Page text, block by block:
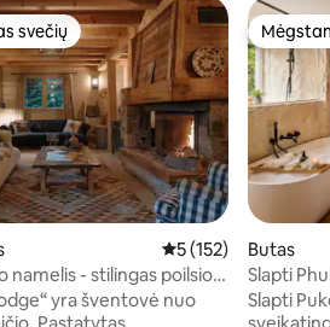
svečių
Vidutinis įvertinimas:
5 (152)
namelis - stilingas poilsio
vaizdu
yra šventovė nuo
Butas
Slapti
sauna
Slapti Puketo